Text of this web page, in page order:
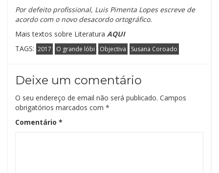
Por defeito profissional, Luis Pimenta Lopes escreve de
acordo com o novo desacordo ortográfico.
Mais textos sobre Literatura AQUI
TAGS: 2017 O grande lóbi Objectiva Susana Coroado
Deixe um comentário
O seu endereço de email não será publicado. Campos
obrigatórios marcados com *
Comentário *